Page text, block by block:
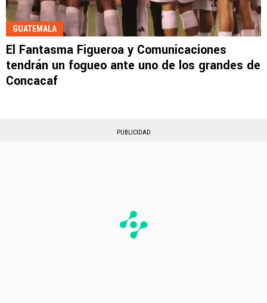
GUATEMALA
El Fantasma Figueroa y Comunicaciones
tendrán un fogueo ante uno de los grandes de
Concacaf
PUBLICIDAD